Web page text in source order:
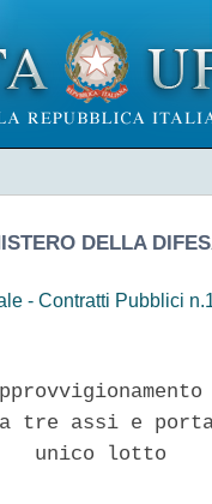
DELLA
- Contratti Pubblici
a tre assi e
unico lotto